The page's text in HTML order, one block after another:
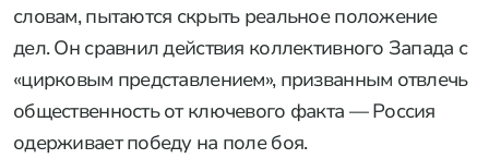
словам, пытаются скрыть реальное положение
дел. Он сравнил действия коллективного Запада с
«цирковым представлением», призванным отвлечь
общественность от ключевого факта — Россия
одерживает победу на поле боя.